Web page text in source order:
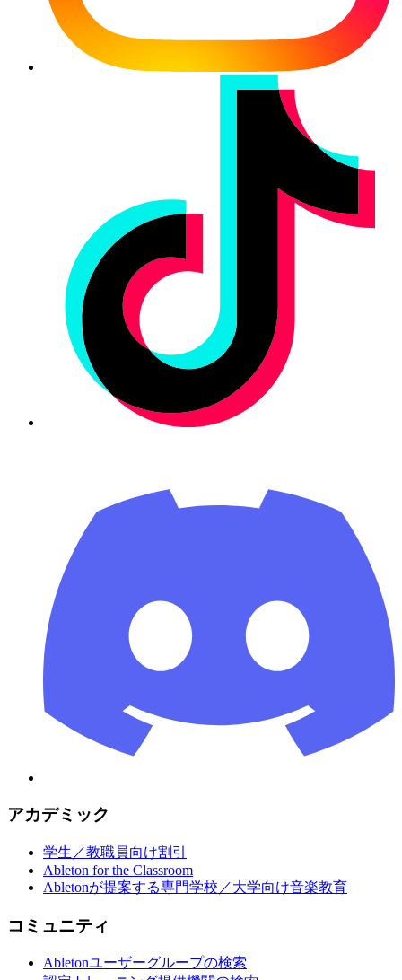
アカデミック
学生／教職員向け割引
Ableton for the Classroom
Abletonが提案する専門学校／大学向け音楽教育
コミュニティ
Abletonユーザーグループの検索